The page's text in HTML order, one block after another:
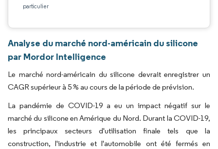
particulier
Analyse du marché nord-américain du silicone
par Mordor Intelligence
Le marché nord-américain du silicone devrait enregistrer un
CAGR supérieur à 5 % au cours de la période de prévision.
La pandémie de COVID-19 a eu un impact négatif sur le
marché du silicone en Amérique du Nord. Durant la COVID-19,
les principaux secteurs d'utilisation finale tels que la
construction, l'industrie et l'automobile ont été fermés en